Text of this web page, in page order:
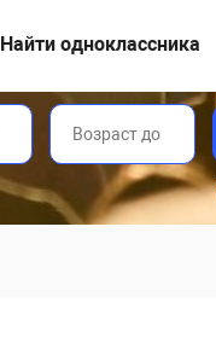
Найти одноклассника